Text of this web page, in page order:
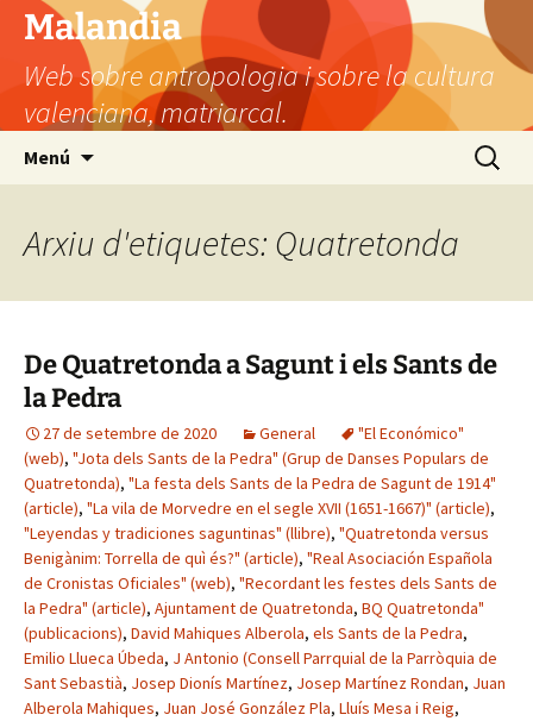
Vés
contingut
Malandia
Web sobre antropologia i sobre la cultura
valenciana, matriarcal.
Menú Cerca:
Arxiu d'etiquetes: Quatretonda
De Quatretonda a Sagunt i els Sants de
la Pedra
27 de setembre de 2020 General
"El Económico"
(web), "Jota dels Sants de la Pedra" (Grup de Danses Populars de
Quatretonda), "La festa dels Sants de la Pedra de Sagunt de 1914"
(article), "La vila de Morvedre en el segle XVII (1651-1667)" (article),
"Leyendas y tradiciones saguntinas" (llibre), "Quatretonda versus
Benigànim: Torrella de quì és?" (article), "Real Asociación Española
de Cronistas Oficiales" (web), "Recordant les festes dels Sants de
la Pedra" (article), Ajuntament de Quatretonda, BQ Quatretonda"
(publicacions), David Mahiques Alberola, els Sants de la Pedra,
Emilio Llueca Úbeda, J Antonio (Consell Parrquial de la Parròquia de
Sant Sebastià, Josep Dionís Martínez, Josep Martínez Rondan, Juan
Alberola Mahiques, Juan José González Pla, Lluís Mesa i Reig,